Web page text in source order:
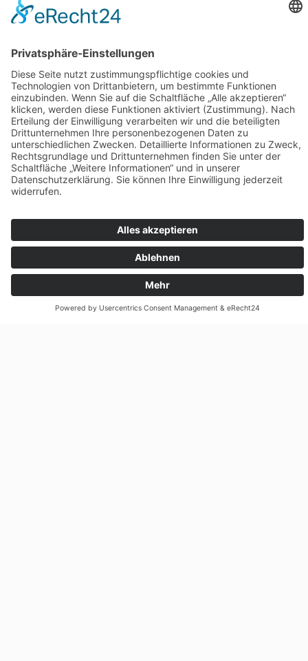
günstig und komfortabel weitere
3. Lösung mit integriertem
Lastmanagement wählen
Je nach Größe Ihres Hauses werden über kurz
oder lang mehrere Elektroautos gleichzeitig
laden. Um teure Lastspitzen zu vermeiden und
eine intelligente Steuerung. Diese verteilt die
vorhandene Strommenge sinnvoll auf die zu
ladenden Autos.
4. Authentifizierung und